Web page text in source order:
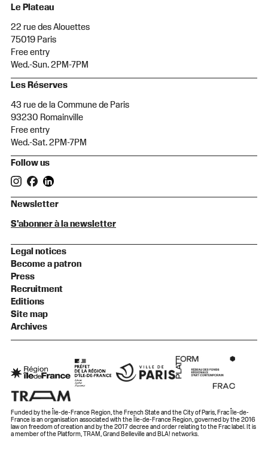
Le Plateau
22 rue des Alouettes
75019 Paris
Free entry
Wed.-Sun. 2PM-7PM
Les Réserves
43 rue de la Commune de Paris
93230 Romainville
Free entry
Wed.-Sat. 2PM-7PM
Follow us
Newsletter
S'abonner à la newsletter
Legal notices
Become a patron
Press
Recruitment
Editions
Site map
Archives
Funded by the Île-de-France Region, the French State and the City of Paris, Frac Île-de-
France is an organisation associated with the Île-de-France Region, governed by the 2016
law on freedom of creation and by the 2017 decree and order relating to the Frac label. It is
a member of the Platform, TRAM, Grand Belleville and BLA! networks.